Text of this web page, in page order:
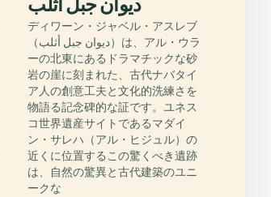
ディワーン・ジャベル・アスレブ
（ديوان جبل أثلب）は、アル・ウラ
ーの北東にあるドラマチックな砂
岩の崖に刻まれた、古代ナバタイ
ア人の創意工夫と文化的洗練さを
物語る記念碑的な証です。ユネス
コ世界遺産サイトであるマダイ
ン・サレハ（アル・ヒジュル）の
近くに位置するこの驚くべき遺跡
は、自然の驚異と古代建築のユニ
ークな